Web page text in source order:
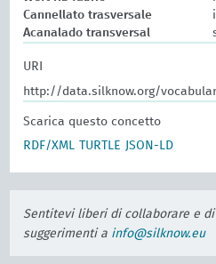
Cannellato trasversale
Acanalado transversal
URI
http://data.silknow.org/
Scarica questo concetto
RDF/XML
TURTLE JSON-LD
Sentitevi liberi di collaborare e
suggerimenti a info@silknow.eu